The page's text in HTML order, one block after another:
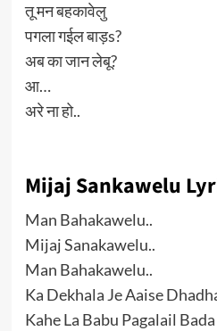
तू मन बहकावेलु
पगला गईल बाड़s?
अब का जान लेबू?
आ…
अरे ना हो..
Mijaj Sankawelu
Man Bahakawelu..
Mijaj Sanakawelu..
Man Bahakawelu..
Ka Dekhala Je Aaise
Kahe La Babu Pagalail Bada